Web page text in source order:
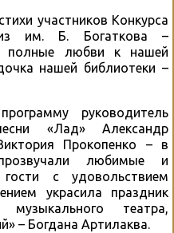
участников Конкурса
им. Б. Богаткова –
полные любви к нашей
нашей библиотеки –
руководитель
«Лад» Александр
Прокопенко – в
любимые и
с удовольствием
украсила праздник
музыкального театра,
– Богдана Артилаква.